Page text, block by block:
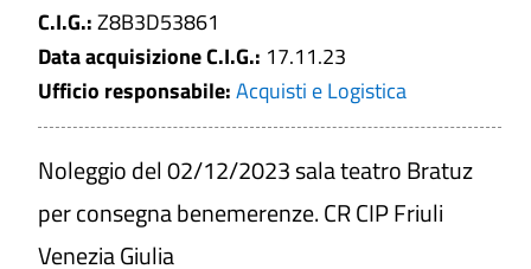
Affidamento servizi e forniture
Affidamento lavori settori speciali
Affidamento servizi e forniture settori
speciali
Affidamento sotto soglia
Affidamento sopra soglia
Periodo di validità del Bando
C.I.G.:Z8B3D53861
Data acquisizione C.I.G.: 17.11.23
Ufficio responsabile:Acquisti e Logistica
Noleggio del 02/12/2023 sala teatro Bratuz
per consegna benemerenze. CR CIP Friuli
Venezia Giulia